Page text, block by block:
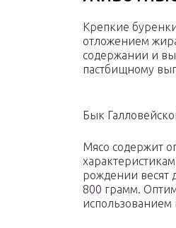
Крепкие
отложением
содержании и
пастбищному
Бык
Мясо содержит
рождении весят
800 грамм.
использованием